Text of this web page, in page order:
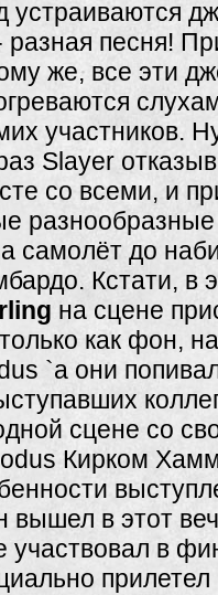
устраиваются
песня!
же, все эти
участников.
Slayer
со всеми, и
разнообразные
самолёт до
Кстати, в
на сцене
как фон,
`a они
сцене со
Кирком
вышел в этот
участвовал в